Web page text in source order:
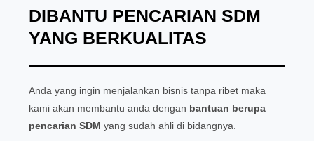
DIBANTU PENCARIAN SDM
YANG BERKUALITAS
Anda yang ingin menjalankan bisnis tanpa ribet maka
kami akan membantu anda dengan bantuan berupa
pencarian SDM yang sudah ahli di bidangnya.